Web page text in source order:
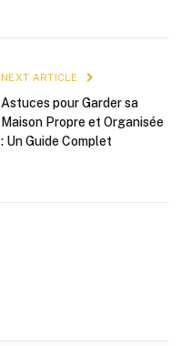
NEXT ARTICLE
Astuces pour Garder sa
Maison Propre et Organisée
: Un Guide Complet